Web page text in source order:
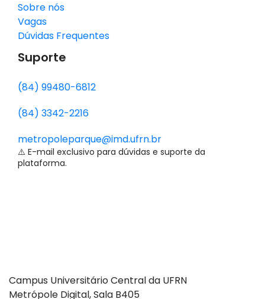
Sobre nós
Vagas
Dúvidas Frequentes
Suporte
(84) 99480-6812
(84) 3342-2216
metropoleparque@imd.ufrn.br
⚠️ E-mail exclusivo para dúvidas e suporte da
plataforma.
Campus Universitário Central da UFRN
Metrópole Digital, Sala B405